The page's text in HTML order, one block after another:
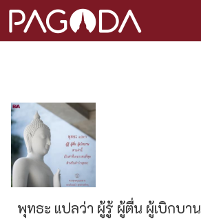
พุทธะ แปลว่า ผู้รู้ ผู้ตื่น ผู้เบิกบาน